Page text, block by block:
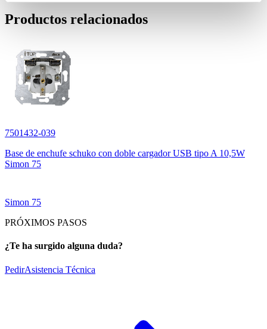
Productos relacionados
7501432-039
Base de enchufe schuko con doble cargador USB tipo A 10,5W
Simon 75
Simon 75
PRÓXIMOS PASOS
¿Te ha surgido alguna duda?
PedirAsistencia Técnica